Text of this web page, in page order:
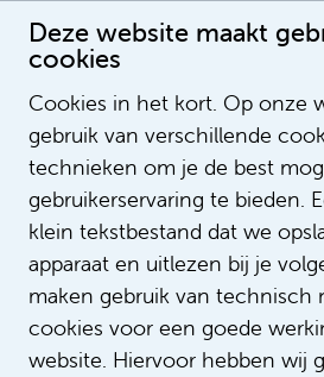
Deze website maakt
cookies
Cookies in het kort. Op onze
gebruik van verschillende
technieken om je de best
gebruikerservaring te bieden.
klein tekstbestand dat we
apparaat en uitlezen bij je
maken gebruik van technisch
cookies voor een goede
website. Hiervoor hebben wij
Bente van den
Recruitmentadviseur